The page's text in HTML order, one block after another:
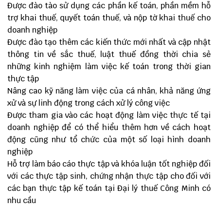
Được đào tào sử dụng các phần kế toán, phần mềm hỗ
trợ khai thuế, quyết toán thuế, và nộp tờ khai thuế cho
doanh nghiệp
Được đào tạo thêm các kiến thức mới nhất và cập nhật
thông tin về sắc thuế, luật thuế đồng thời chia sẻ
những kinh nghiệm làm việc kế toán trong thời gian
thực tập
Nâng cao kỹ năng làm việc của cá nhân, khả năng ứng
xử và sự linh động trong cách xử lý công việc
Được tham gia vào các hoạt động làm việc thực tế tại
doanh nghiệp để có thể hiểu thêm hơn về cách hoạt
động cũng như tổ chức của một số loại hình doanh
nghiệp
Hỗ trợ làm báo cáo thực tập và khóa luận tốt nghiệp đối
với các thực tập sinh, chứng nhận thực tập cho đối với
các bạn thực tập kế toán tại Đại lý thuế Công Minh có
nhu cầu